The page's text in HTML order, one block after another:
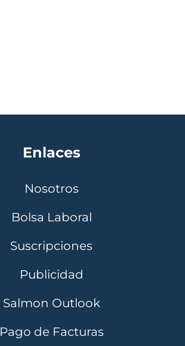
Enlaces
Nosotros
Bolsa Laboral
Suscripciones
Publicidad
Salmon Outlook
Pago de Facturas